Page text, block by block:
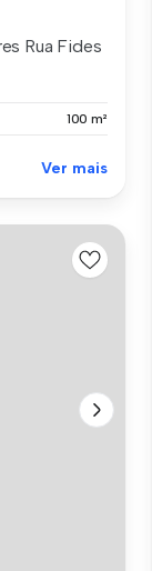
Rua Fides
100 m²
Ver mais